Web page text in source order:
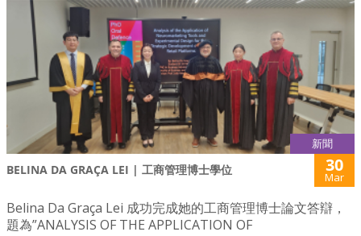
新聞
BELINA DA GRAÇA LEI | 工商管理博士學位 30
Mar
Belina Da Graça Lei 成功完成她的工商管理博士論文答辯，
題為”ANALYSIS OF THE APPLICATION OF